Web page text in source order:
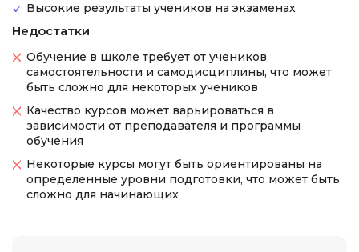
Высокие результаты учеников на экзаменах
Недостатки
Обучение в школе требует от учеников
самостоятельности и самодисциплины, что может
быть сложно для некоторых учеников
Качество курсов может варьироваться в
зависимости от преподавателя и программы
обучения
Некоторые курсы могут быть ориентированы на
определенные уровни подготовки, что может быть
сложно для начинающих